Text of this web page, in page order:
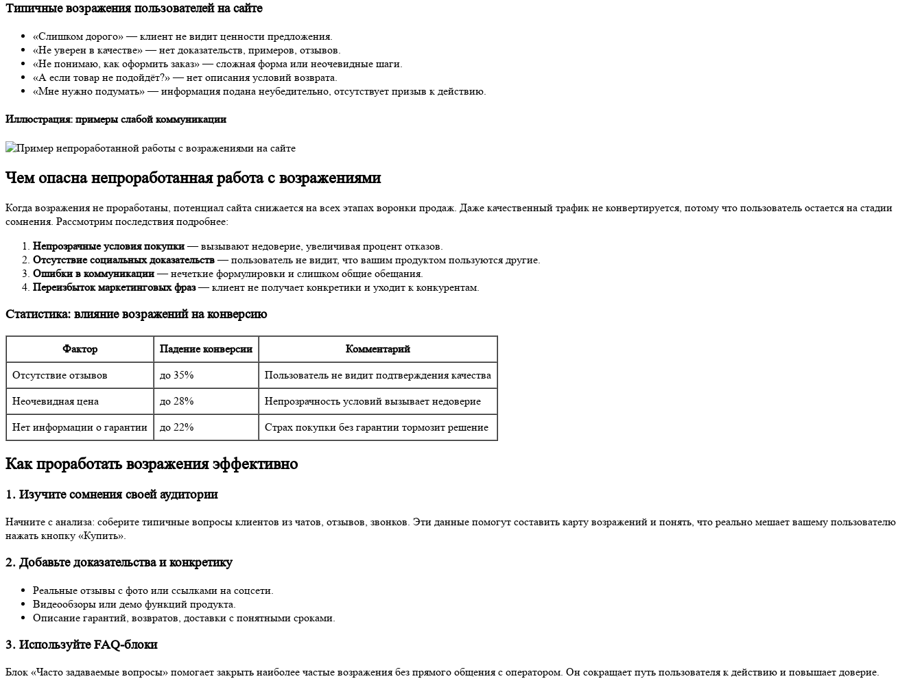
Типичные возражения пользователей на сайте
«Слишком дорого» — клиент не видит ценности предложения.
«Не уверен в качестве» — нет доказательств, примеров, отзывов.
«Не понимаю, как оформить заказ» — сложная форма или неочевидные шаги.
«А если товар не подойдёт?» — нет описания условий возврата.
«Мне нужно подумать» — информация подана неубедительно, отсутствует призыв к действию.
Иллюстрация: примеры слабой коммуникации
Чем опасна непроработанная работа с возражениями
Когда возражения не проработаны, потенциал сайта снижается на всех этапах воронки продаж. Даже качественный трафик не конвертируется, потому что пользователь остается на стадии
сомнения. Рассмотрим последствия подробнее:
Непрозрачные условия покупки— вызывают недоверие, увеличивая процент отказов.
Отсутствие социальных доказательств— пользователь не видит, что вашим продуктом пользуются другие.
Ошибки в коммуникации— нечеткие формулировки и слишком общие обещания.
Переизбыток маркетинговых фраз— клиент не получает конкретики и уходит к конкурентам.
Статистика: влияние возражений на конверсию
Фактор Падение конверсии
Комментарий
Отсутствие отзывов
до 35%
Пользователь не видит подтверждения качества
Неочевидная цена
до 28%
Непрозрачность условий вызывает недоверие
Нет информации о гарантии
до 22% Страх покупки без гарантии тормозит решение
Как проработать возражения эффективно
1. Изучите сомнения своей аудитории
Начните с анализа: соберите типичные вопросы клиентов из чатов, отзывов, звонков. Эти данные помогут составить карту возражений и понять, что реально мешает вашему пользователю
нажать кнопку «Купить».
2. Добавьте доказательства и конкретику
Реальные отзывы с фото или ссылками на соцсети.
Видеообзоры или демо функций продукта.
Описание гарантий, возвратов, доставки с понятными сроками.
3. Используйте FAQ-блоки
Блок «Часто задаваемые вопросы» помогает закрыть наиболее частые возражения без прямого общения с оператором. Он сокращает путь пользователя к действию и повышает доверие.